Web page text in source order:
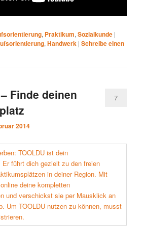
, Praktikum,Sozialkunde |
,Handwerk |Schreibe einen
Finde deinen
2014
7